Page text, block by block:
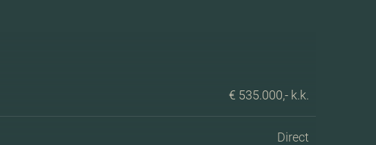
€ 535.000,- k.k.
Direct